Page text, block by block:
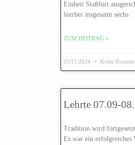
Einheit Staßfurt
hierbei insgesamt sechs
ZUM BEITRAG »
05/11/2024 Keine
Lehrte 07.09-
Tradition wird
Es war ein erfolgreiches